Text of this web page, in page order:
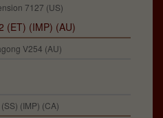
7127 (US)
(ET) (IMP) (AU)
V254 (AU)
(IMP) (CA)